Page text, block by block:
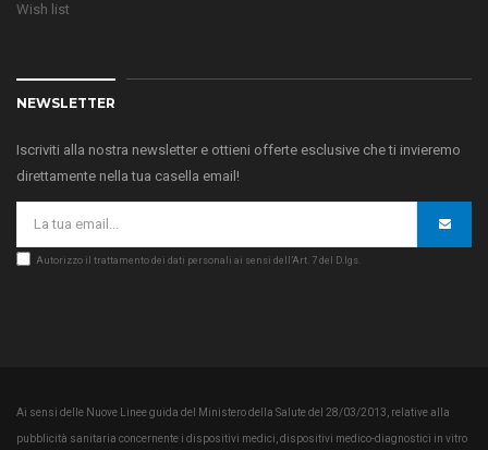
Wish list
NEWSLETTER
Iscriviti alla nostra newsletter e ottieni offerte esclusive che ti invieremo
direttamente nella tua casella email!
Autorizzo il trattamento dei dati personali ai sensi dell’Art. 7 del D.lgs.
Ai sensi delle Nuove Linee guida del Ministero della Salute del 28/03/2013, relative alla
pubblicità sanitaria concernente i dispositivi medici, dispositivi medico-diagnostici in vitro